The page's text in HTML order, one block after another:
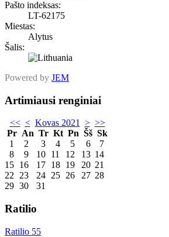
Pašto indeksas:
LT-62175
Miestas:
Alytus
Šalis:
Powered by JEM
Artimiausi renginiai
<< < Kovas 2021 > >>
Pr An Tr Kt Pn Šš Sk
1
2 3 4 5 6
7
8
9 10 11 12 13 14
15 16 17 18 19 20 21
22
23 24 25 26 27 28
29 30 31
Ratilio
Ratilio 55